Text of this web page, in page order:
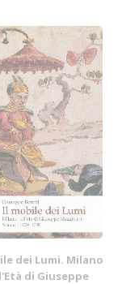
dei Lumi. Milano
di Giuseppe